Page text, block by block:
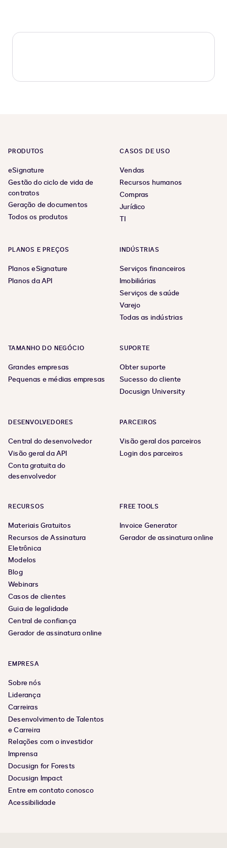
PRODUTOS
eSignature
Gestão do ciclo de vida de
contratos
Geração de documentos
Todos os produtos
CASOS DE USO
Vendas
Recursos humanos
Compras
Jurídico
TI
PLANOS E PREÇOS
Planos eSignature
Planos da API
INDÚSTRIAS
Serviços financeiros
Imobiliárias
Serviços de saúde
Varejo
Todas as indústrias
TAMANHO DO NEGÓCIO
Grandes empresas
Pequenas e médias empresas
SUPORTE
Obter suporte
Sucesso do cliente
Docusign University
DESENVOLVEDORES
Central do desenvolvedor
Visão geral da API
Conta gratuita do
desenvolvedor
PARCEIROS
Visão geral dos parceiros
Login dos parceiros
RECURSOS
Materiais Gratuitos
Recursos de Assinatura
Eletrônica
Modelos
Blog
Webinars
Casos de clientes
Guia de legalidade
Central de confiança
Gerador de assinatura online
FREE TOOLS
Invoice Generator
Gerador de assinatura online
EMPRESA
Sobre nós
Liderança
Carreiras
Desenvolvimento de Talentos
e Carreira
Relações com o investidor
Imprensa
Docusign for Forests
Docusign Impact
Entre em contato conosco
Acessibilidade